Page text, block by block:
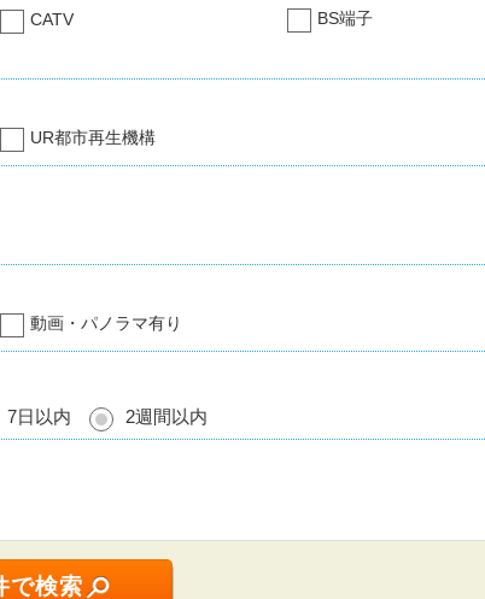
CATV
BS端子
UR都市再生機構
動画・パノラマ有り
7日以内 2週間以内